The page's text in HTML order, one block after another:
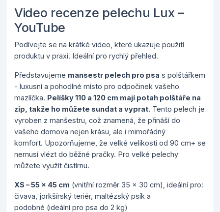
Video recenze pelechu Lux –
YouTube
Podívejte se na krátké video, které ukazuje použití
produktu v praxi. Ideální pro rychlý přehled.
Představujeme mansestr pelech pro psa s polštářkem
- luxusní a pohodlné místo pro odpočinek vašeho
mazlíčka. Pelíšky 110 a 120 cm mají potah polštáře na
zip, takže ho můžete sundat a vyprat. Tento pelech je
vyroben z manšestru, což znamená, že přináší do
vašeho domova nejen krásu, ale i mimořádný
komfort. Upozorňujeme, že velké velikosti od 90 cm+ se
nemusí vlézt do běžné pračky. Pro velké pelechy
můžete využít čistírnu.
XS – 55 x 45 cm (vnitřní rozměr 35 x 30 cm), ideální pro:
čivava, jorkšírský teriér, maltézský psík a
podobné (ideální pro psa do 2 kg)